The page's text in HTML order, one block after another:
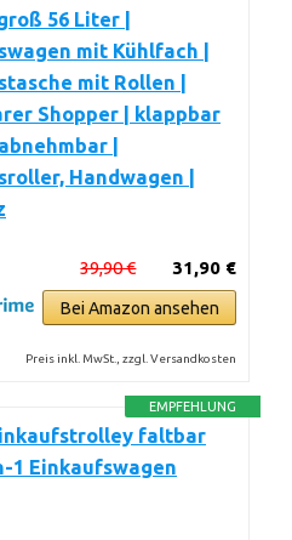
56 Liter |
mit Kühlfach |
mit Rollen |
Shopper | klappbar
|
Handwagen |
31,90 €
39,90 €
Bei Amazon ansehen
Preis inkl. MwSt., zzgl. Versandkosten
EMPFEHLUNG
faltbar
1 Einkaufswagen